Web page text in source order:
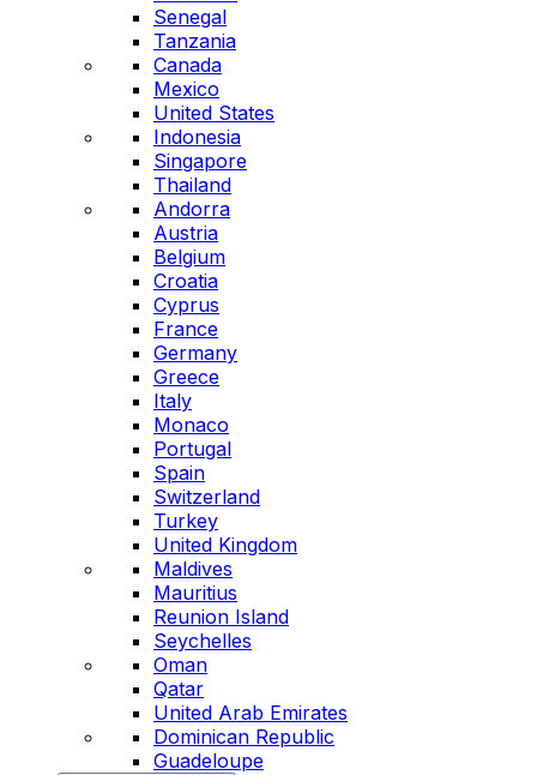
Senegal
Tanzania
Canada
Mexico
United States
Indonesia
Singapore
Thailand
Andorra
Austria
Belgium
Croatia
Cyprus
France
Germany
Greece
Italy
Monaco
Portugal
Spain
Switzerland
Turkey
United Kingdom
Maldives
Mauritius
Reunion Island
Seychelles
Oman
Qatar
United Arab Emirates
Dominican Republic
Guadeloupe